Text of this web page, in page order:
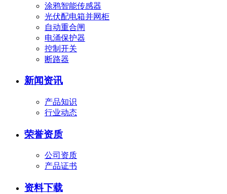
涂鸦智能传感器
光伏配电箱并网柜
自动重合闸
电涌保护器
控制开关
断路器
新闻资讯
产品知识
行业动态
荣誉资质
公司资质
产品证书
资料下载